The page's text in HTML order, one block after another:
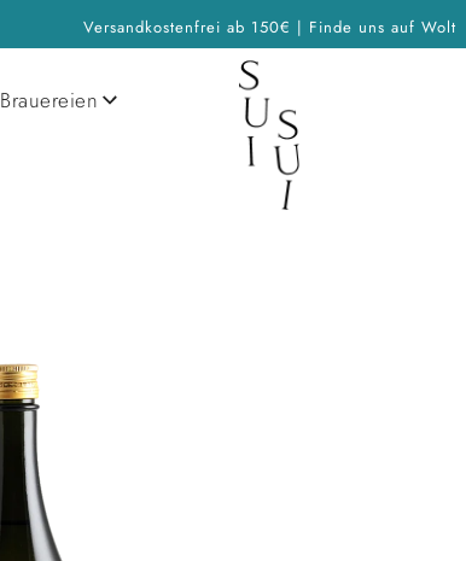
Versandkostenfrei ab 150€ | Finde uns auf Wolt
Brauereien